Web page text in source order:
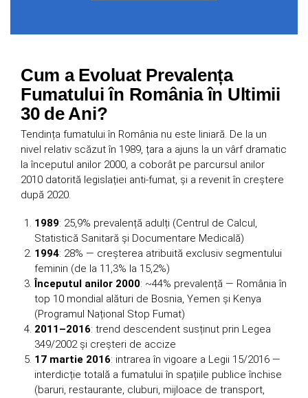
Cum a Evoluat Prevalența
Fumatului în România în Ultimii
30 de Ani?
Tendința fumatului în România nu este liniară. De la un
nivel relativ scăzut în 1989, țara a ajuns la un vârf dramatic
la începutul anilor 2000, a coborât pe parcursul anilor
2010 datorită legislației anti-fumat, și a revenit în creștere
după 2020.
1989: 25,9% prevalență adulți (Centrul de Calcul,
Statistică Sanitară și Documentare Medicală)
1994: 28% — creșterea atribuită exclusiv segmentului
feminin (de la 11,3% la 15,2%)
Începutul anilor 2000: ~44% prevalență — România în
top 10 mondial alături de Bosnia, Yemen și Kenya
(Programul Național Stop Fumat)
2011–2016: trend descendent susținut prin Legea
349/2002 și creșteri de accize
17 martie 2016: intrarea în vigoare a Legii 15/2016 —
interdicție totală a fumatului în spațiile publice închise
(baruri, restaurante, cluburi, mijloace de transport,